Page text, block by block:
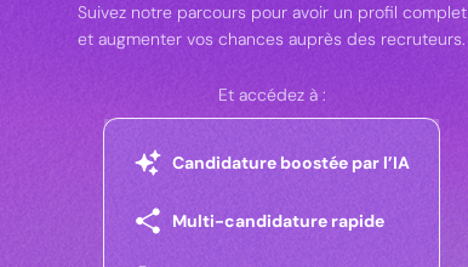
Suivez notre parcours pour avoir un profil complet
et augmenter vos chances auprès des recruteurs.
Et accédez à :
Candidature boostée par l’IA
Multi-candidature rapide